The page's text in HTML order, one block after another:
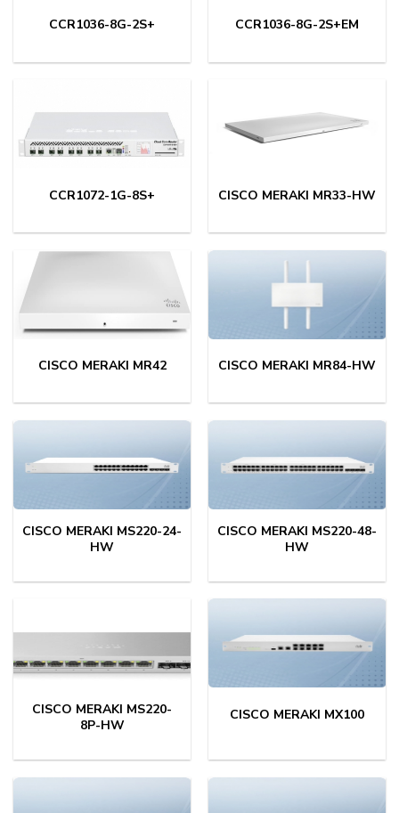
CCR1036-8G-2S+ CCR1036-8G-2S+EM
CCR1072-1G-8S+ CISCO MERAKI MR33-HW
CISCO MERAKI MR42 CISCO MERAKI MR84-HW
CISCO MERAKI MS220-24-
HW
CISCO MERAKI MS220-48-
HW
CISCO MERAKI MS220-
8P-HW
CISCO MERAKI MX100